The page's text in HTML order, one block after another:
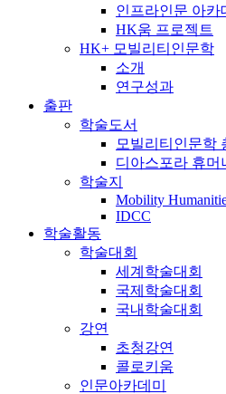
인프라인문 아카
HK움 프로젝트
HK+ 모빌리티인문학
소개
연구성과
출판
학술도서
모빌리티인문학
디아스포라 휴머
학술지
Mobility
IDCC
학술활동
학술대회
세계학술대회
국제학술대회
국내학술대회
강연
초청강연
콜로키움
인문아카데미